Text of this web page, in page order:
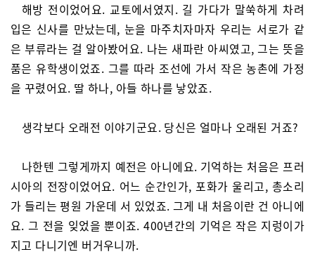
해방 전이었어요. 교토에서였지. 길 가다가 말쑥하게 차려
입은 신사를 만났는데, 눈을 마주치자마자 우리는 서로가 같
은 부류라는 걸 알아봤어요. 나는 새파란 아씨였고, 그는 뜻을
품은 유학생이었죠. 그를 따라 조선에 가서 작은 농촌에 가정
을 꾸렸어요. 딸 하나, 아들 하나를 낳았죠.
생각보다 오래전 이야기군요. 당신은 얼마나 오래된 거죠?
나한텐 그렇게까지 예전은 아니에요. 기억하는 처음은 프러
시아의 전장이었어요. 어느 순간인가, 포화가 울리고, 총소리
가 들리는 평원 가운데 서 있었죠. 그게 내 처음이란 건 아니에
요. 그 전을 잊었을 뿐이죠. 400년간의 기억은 작은 지렁이가
지고 다니기엔 버거우니까.